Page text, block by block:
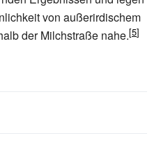
von außerirdischem
der Milchstraße nahe.